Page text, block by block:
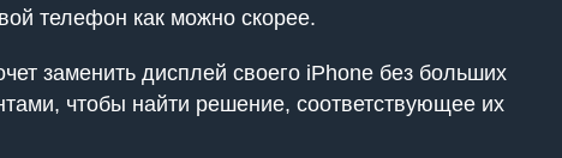
телефон как можно скорее.
заменить дисплей своего iPhone без больших
чтобы найти решение, соответствующее их